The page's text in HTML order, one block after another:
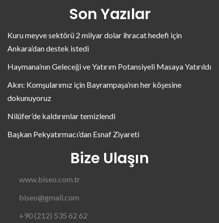
Son Yazılar
Kuru meyve sektörü 2 milyar dolar ihracat hedefi için
Ankara’dan destek istedi
Haymana’nın Geleceği ve Yatırım Potansiyeli Masaya Yatırıldı
Akın: Komşularımız için Bayrampaşa’nın her köşesine
dokunuyoruz
Nilüfer’de kaldırımlar temizlendi
Başkan Pekyatırmacı’dan Esnaf Ziyareti
Bize Ulaşın
www.biseo.com.tr
biseo@gmail.com
+90 (212) 535 62 62